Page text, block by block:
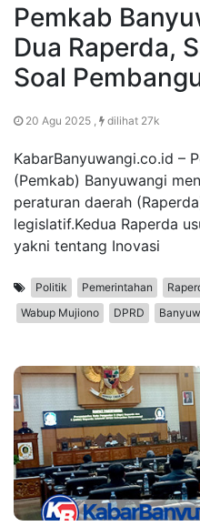
Pemkab
Dua Raperda,
Soal
20 Agu 2025 , dilihat 27k
KabarBanyuwangi.co.id –
(Pemkab) Banyuwangi
peraturan daerah
legislatif.Kedua Raperda
yakni tentang Inovasi
Politik Pemerintahan
Wabup Mujiono
DPRD